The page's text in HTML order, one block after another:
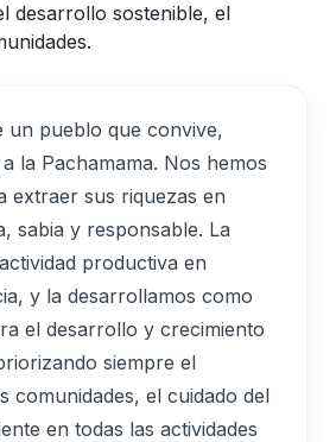
desarrollo sostenible, el
un pueblo que convive,
la Pachamama. Nos hemos
extraer sus riquezas en
sabia y responsable. La
productiva en
y la desarrollamos como
el desarrollo y crecimiento
siempre el
comunidades, el cuidado del
en todas las actividades